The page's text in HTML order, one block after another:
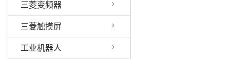
三菱变频器
三菱触摸屏
工业机器人